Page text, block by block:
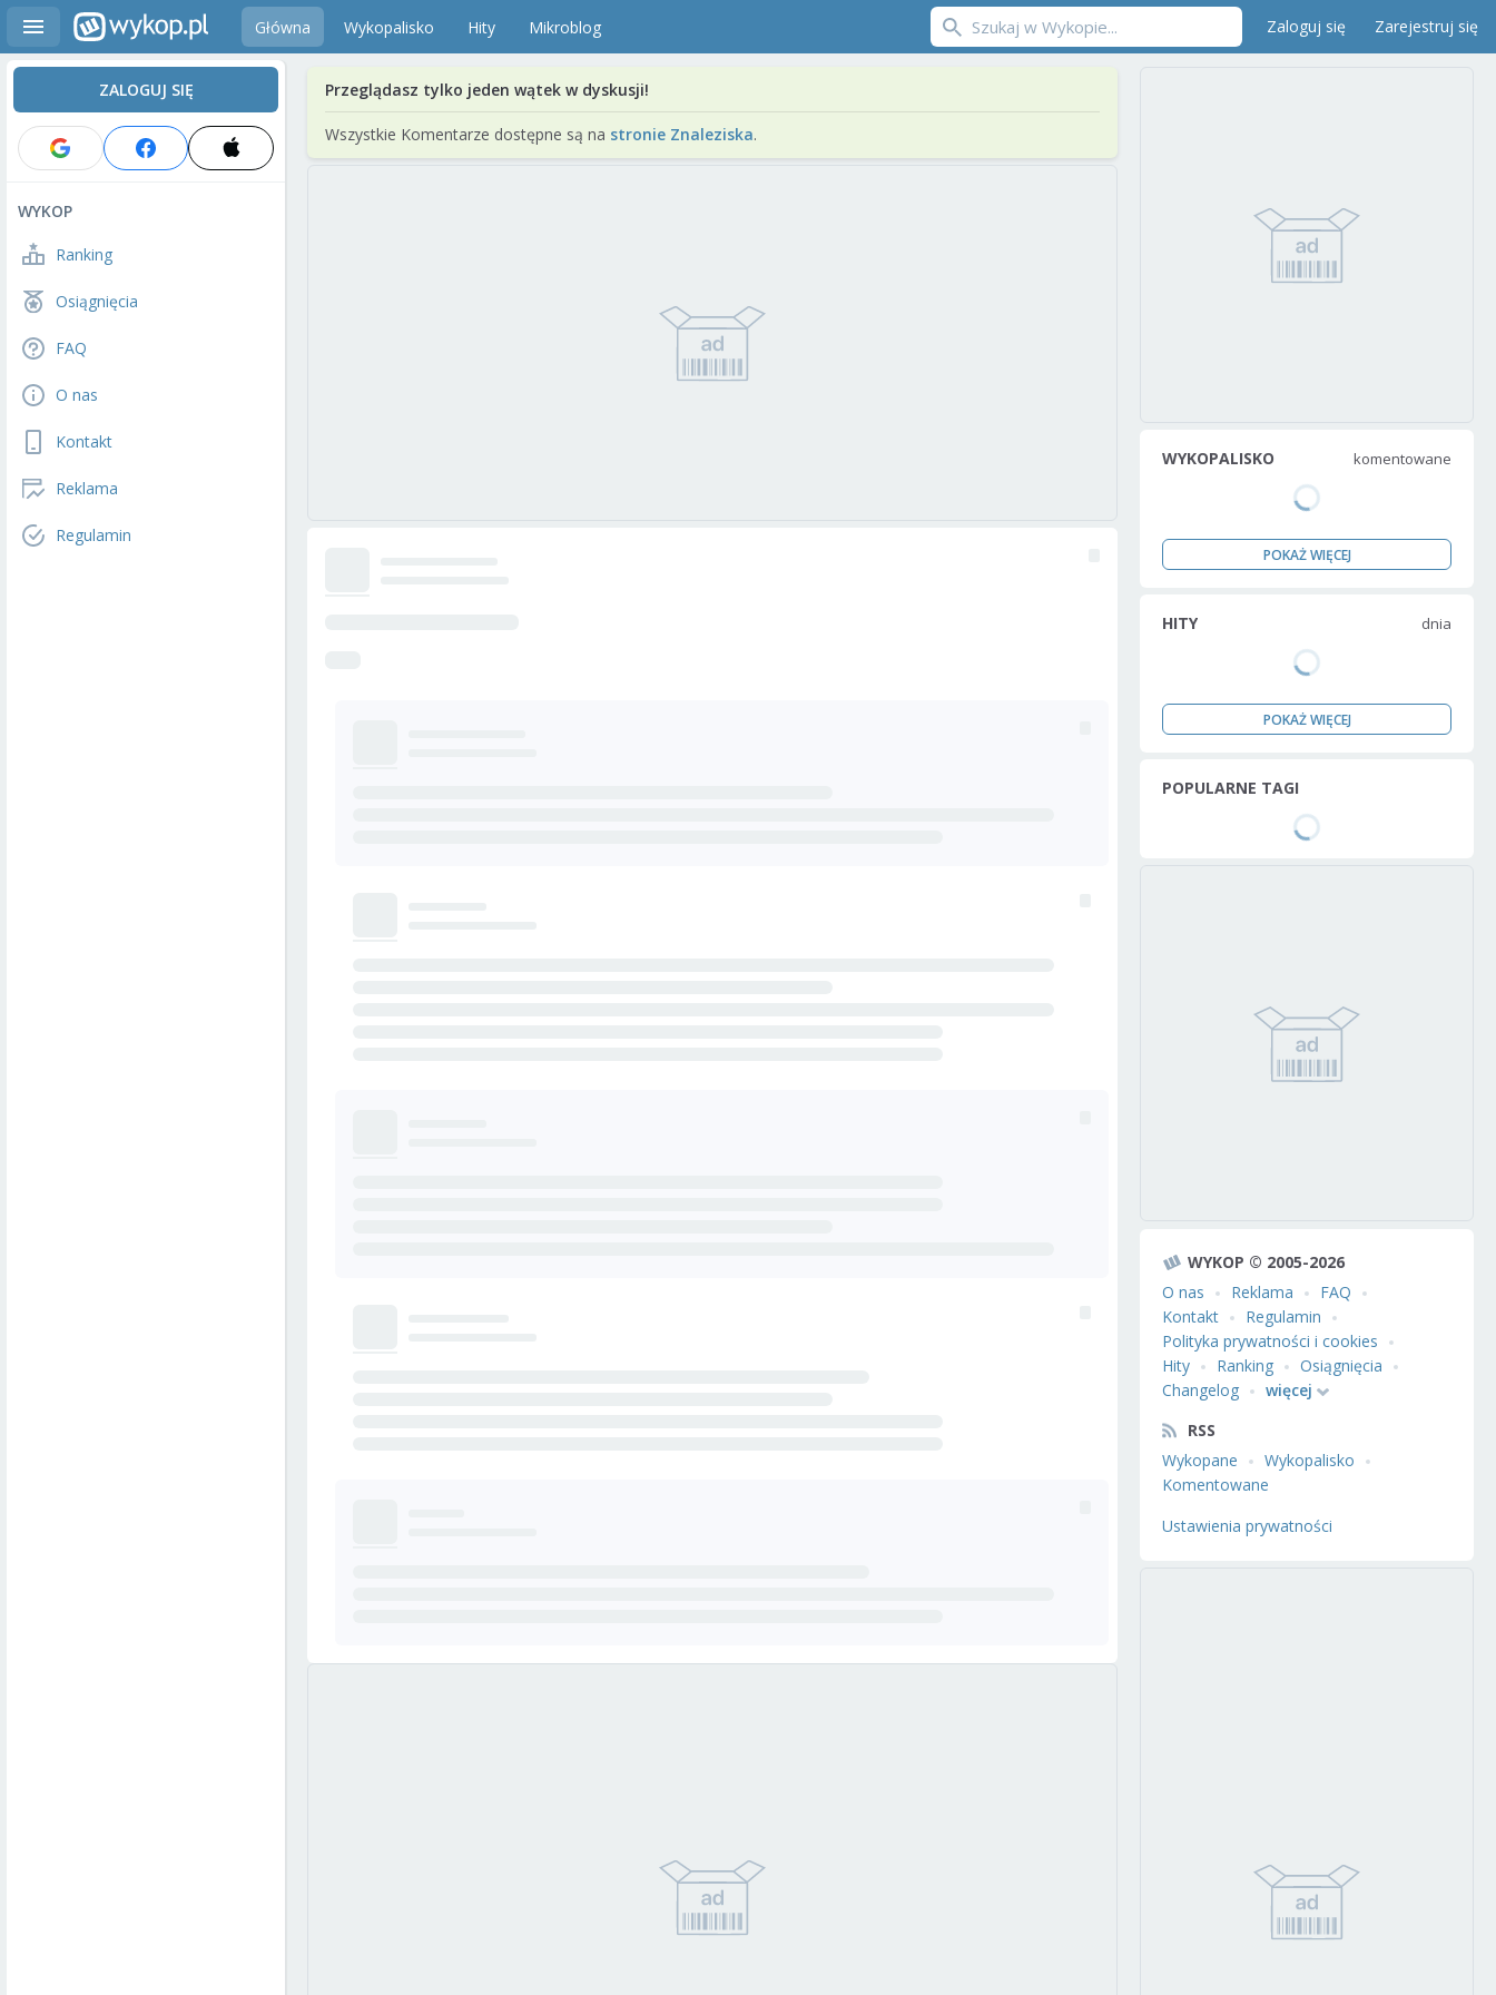
Główna Wykopalisko Hity Mikroblog Zaloguj się Zarejestruj się
ZALOGUJ SIĘ
WYKOP
Ranking
Osiągnięcia
FAQ
O nas
Kontakt
Reklama
Regulamin
Przeglądasz tylko jeden wątek w dyskusji!
Wszystkie Komentarze dostępne są na stronie Znaleziska.
WYKOPALISKO komentowane
POKAŻ WIĘCEJ
HITY dnia
POKAŻ WIĘCEJ
POPULARNE TAGI
WYKOP © 2005-2026
O nas
Reklama
FAQ
Kontakt
Regulamin
Polityka prywatności i cookies
Hity
Ranking
Osiągnięcia
Changelog
więcej
RSS
Wykopane
Wykopalisko
Komentowane
Ustawienia prywatności